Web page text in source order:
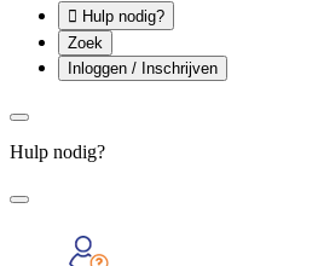
 Hulp nodig?
Zoek
Inloggen / Inschrijven
Hulp nodig?